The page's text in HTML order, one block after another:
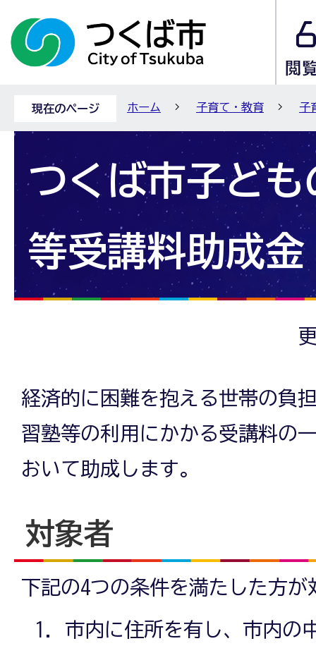
現在のページ ホーム 子育て・教育 子
つくば市子ども
等受講料助成金
経済的に困難を抱える世帯の負
習塾等の利用にかかる受講料の
おいて助成します。
対象者
下記の4つの条件を満たした方が
市内に住所を有し、市内の